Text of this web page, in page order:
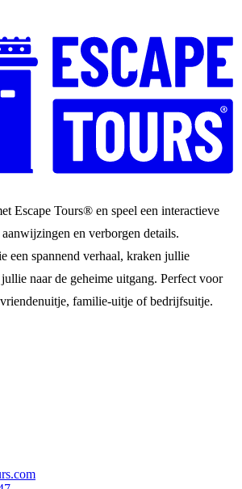
Escape Tours® en speel een interactieve
en verborgen details.
een spannend verhaal, kraken jullie
naar de geheime uitgang. Perfect voor
familie-uitje of bedrijfsuitje.